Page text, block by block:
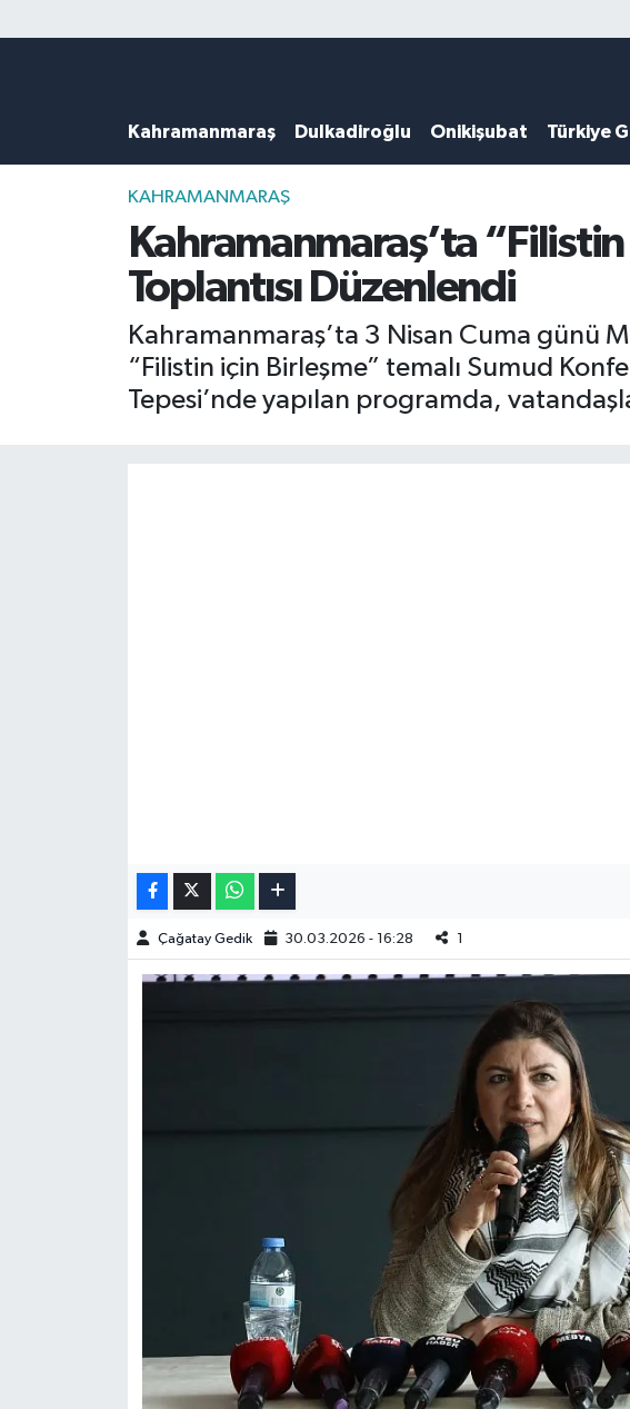
Kahramanmaraş Dulkadiroğlu Onikişubat Türkiye
KAHRAMANMARAŞ
Kahramanmaraş’ta
Toplantısı Düzenlendi
Kahramanmaraş’ta 3 Nisan Cuma günü
“Filistin için Birleşme” temalı Sumud
Tepesi’nde yapılan programda,
Çağatay Gedik 30.03.2026 - 16:28 1
DULKADİROĞLU
KAHRAMANMARAŞ
ONİKİŞUBAT
ÖZEL HABER
Kahramanmaraş Hava Durumu
Kahramanmaraş Trafik Yoğunluk Haritası
Süper Lig Puan Durumu ve Fikstür
Tüm Manşetler
Son Dakika Haberleri